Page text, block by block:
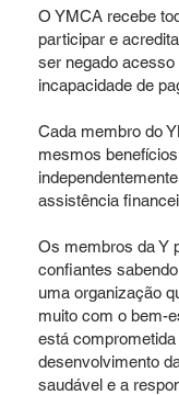
O YMCA recebe
participar e
ser negado
incapacidade de
Cada membro do
mesmos
assistência
Os membros da Y
confiantes
uma organização
muito com o bem-
está
desenvolvimento
saudável e a